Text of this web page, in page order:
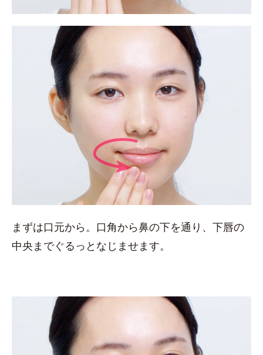
まずは口元から。口角から鼻の下を通り、下唇の
中央までぐるっとなじませます。